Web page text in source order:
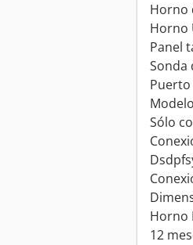
Horno
Horno
Panel
Sonda
Puerto
Sólo
Horno
12